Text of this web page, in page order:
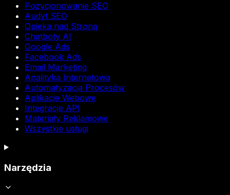
Pozycjonowanie SEO
Audyt SEO
Opieka nad Stroną
Chatboty AI
Google Ads
Facebook Ads
Email Marketing
Analityka Internetowa
Automatyzacja Procesów
Aplikacje Webowe
Integracje API
Materiały Reklamowe
Wszystkie usługi
Narzędzia